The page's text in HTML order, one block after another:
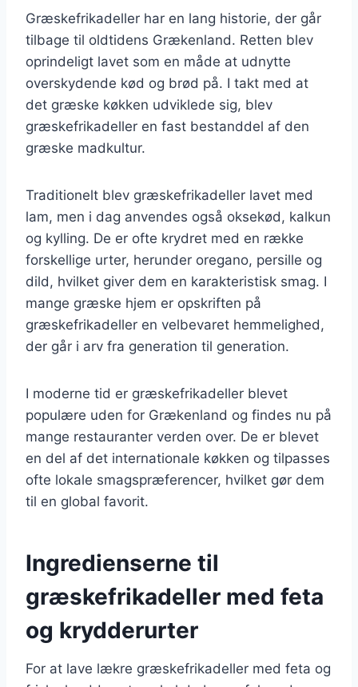
Græskefrikadeller har en lang historie, der går
tilbage til oldtidens Grækenland. Retten blev
oprindeligt lavet som en måde at udnytte
overskydende kød og brød på. I takt med at
det græske køkken udviklede sig, blev
græskefrikadeller en fast bestanddel af den
græske madkultur.
Traditionelt blev græskefrikadeller lavet med
lam, men i dag anvendes også oksekød, kalkun
og kylling. De er ofte krydret med en række
forskellige urter, herunder oregano, persille og
dild, hvilket giver dem en karakteristisk smag. I
mange græske hjem er opskriften på
græskefrikadeller en velbevaret hemmelighed,
der går i arv fra generation til generation.
I moderne tid er græskefrikadeller blevet
populære uden for Grækenland og findes nu på
mange restauranter verden over. De er blevet
en del af det internationale køkken og tilpasses
ofte lokale smagspræferencer, hvilket gør dem
til en global favorit.
Ingredienserne til
græskefrikadeller med feta
og krydderurter
For at lave lækre græskefrikadeller med feta og